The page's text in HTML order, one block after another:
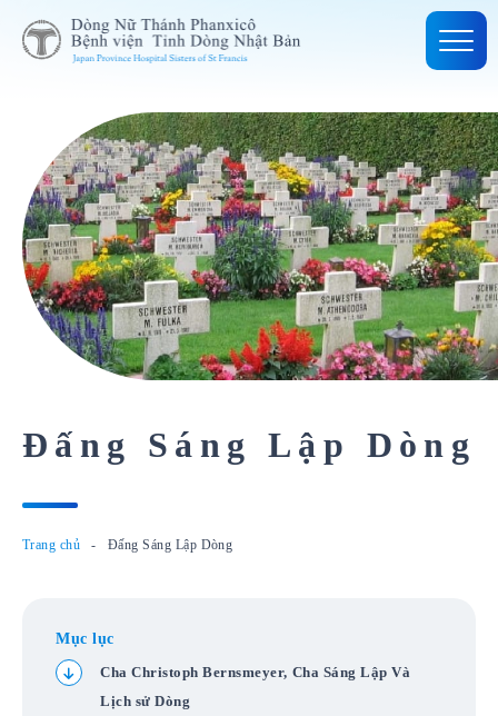
Đấng Sáng Lập Dòng
Trang chủ Đấng Sáng Lập Dòng
Mục lục
Cha Christoph Bernsmeyer, Cha Sáng Lập Và
Lịch sử Dòng